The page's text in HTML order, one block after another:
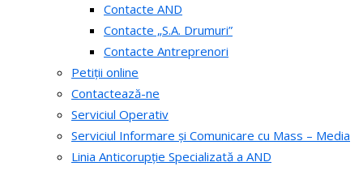
Contacte AND
Contacte „S.A. Drumuri”
Contacte Antreprenori
Petiții online
Contactează-ne
Serviciul Operativ
Serviciul Informare și Comunicare cu Mass – Media
Linia Anticorupție Specializată a AND